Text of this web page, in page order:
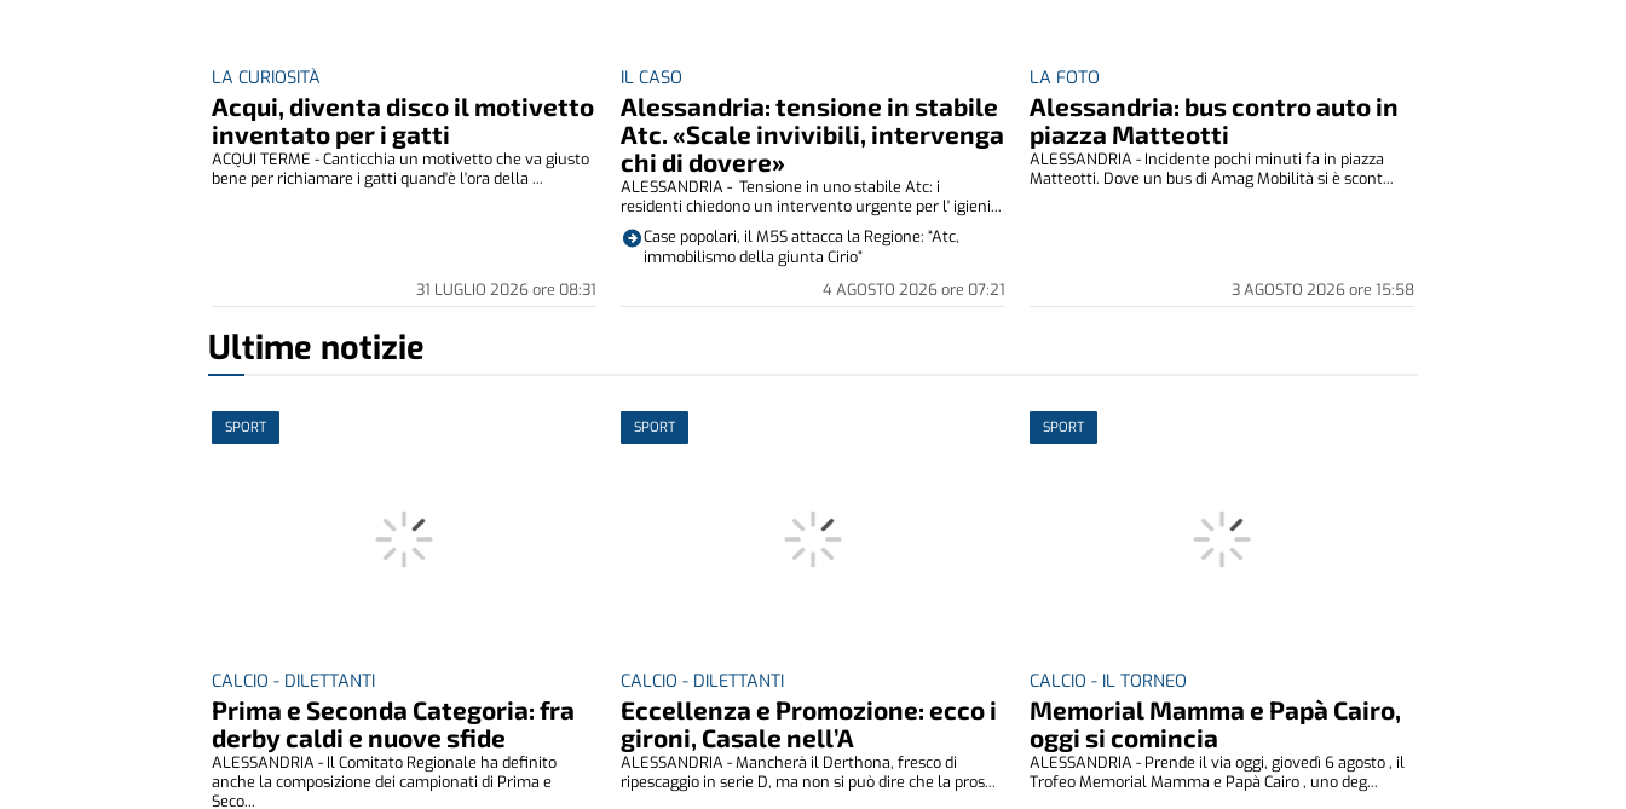
LA CURIOSITÀ
Acqui, diventa disco il motivetto
inventato per i gatti
31 LUGLIO 2026ore 08:31
ACQUI TERME - Canticchia un motivetto che va giusto
bene per richiamare i gatti quand'è l'ora della ...
IL CASO
Alessandria: tensione in stabile
Atc. «Scale invivibili, intervenga
chi di dovere»
4 AGOSTO 2026ore 07:21
ALESSANDRIA - Tensione in uno stabile Atc: i
residenti chiedono un intervento urgente per l' igieni...
Case popolari, il M5S attacca la Regione: “Atc,
immobilismo della giunta Cirio”
LA FOTO
Alessandria: bus contro auto in
piazza Matteotti
3 AGOSTO 2026ore 15:58
ALESSANDRIA - Incidente pochi minuti fa in piazza
Matteotti. Dove un bus di Amag Mobilità si è scont...
Ultime notizie
SPORT
CALCIO - DILETTANTI
Prima e Seconda Categoria: fra
derby caldi e nuove sfide
ALESSANDRIA - Il Comitato Regionale ha definito
anche la composizione dei campionati di Prima e
Seco...
SPORT
CALCIO - DILETTANTI
Eccellenza e Promozione: ecco i
gironi, Casale nell’A
ALESSANDRIA - Mancherà il Derthona, fresco di
ripescaggio in serie D, ma non si può dire che la pros...
SPORT
CALCIO - IL TORNEO
Memorial Mamma e Papà Cairo,
oggi si comincia
ALESSANDRIA - Prende il via oggi, giovedì 6 agosto , il
Trofeo Memorial Mamma e Papà Cairo , uno deg...